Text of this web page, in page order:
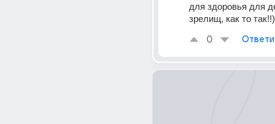
для здоровья для
зрелищ, как то
0